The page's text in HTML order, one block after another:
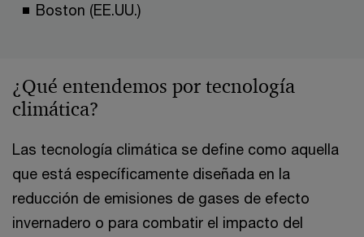
Boston (EE.UU.)
¿Qué entendemos por tecnología
climática?
Las tecnología climática se define como aquella
que está específicamente diseñada en la
reducción de emisiones de gases de efecto
invernadero o para combatir el impacto del